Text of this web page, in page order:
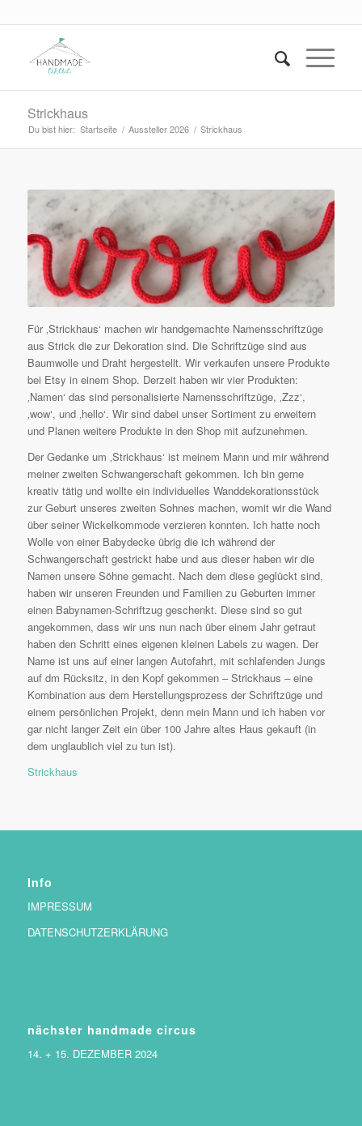
Strickhaus
Du bist hier: Startseite / Aussteller 2026 / Strickhaus
Für ‚Strickhaus‘ machen wir handgemachte Namensschriftzüge
aus Strick die zur Dekoration sind. Die Schriftzüge sind aus
Baumwolle und Draht hergestellt. Wir verkaufen unsere Produkte
bei Etsy in einem Shop. Derzeit haben wir vier Produkten:
‚Namen‘ das sind personalisierte Namensschriftzüge, ‚Zzz‘,
‚wow‘, und ‚hello‘. Wir sind dabei unser Sortiment zu erweitern
und Planen weitere Produkte in den Shop mit aufzunehmen.
Der Gedanke um ‚Strickhaus‘ ist meinem Mann und mir während
meiner zweiten Schwangerschaft gekommen. Ich bin gerne
kreativ tätig und wollte ein individuelles Wanddekorationsstück
zur Geburt unseres zweiten Sohnes machen, womit wir die Wand
über seiner Wickelkommode verzieren konnten. Ich hatte noch
Wolle von einer Babydecke übrig die ich während der
Schwangerschaft gestrickt habe und aus dieser haben wir die
Namen unsere Söhne gemacht. Nach dem diese geglückt sind,
haben wir unseren Freunden und Familien zu Geburten immer
einen Babynamen-Schriftzug geschenkt. Diese sind so gut
angekommen, dass wir uns nun nach über einem Jahr getraut
haben den Schritt eines eigenen kleinen Labels zu wagen. Der
Name ist uns auf einer langen Autofahrt, mit schlafenden Jungs
auf dm Rücksitz, in den Kopf gekommen – Strickhaus – eine
Kombination aus dem Herstellungsprozess der Schriftzüge und
einem persönlichen Projekt, denn mein Mann und ich haben vor
gar nicht langer Zeit ein über 100 Jahre altes Haus gekauft (in
dem unglaublich viel zu tun ist).
Strickhaus
Info
IMPRESSUM
DATENSCHUTZERKLÄRUNG
nächster handmade circus
14. + 15. DEZEMBER 2024